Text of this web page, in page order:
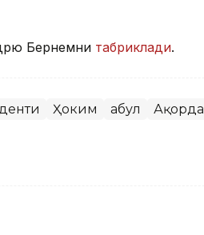
Бернемни табриклади.
Ҳоким Қабул Ақорда